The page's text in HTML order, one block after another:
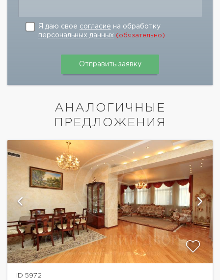
Я даю свое согласие на обработку
персональных данных (обязательно)
АНАЛОГИЧНЫЕ
ПРЕДЛОЖЕНИЯ
ID 5972